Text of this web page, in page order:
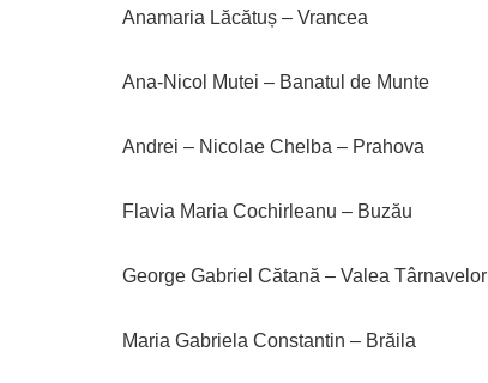
Anamaria Lăcătuș – Vrancea
Ana-Nicol Mutei – Banatul de Munte
Andrei – Nicolae Chelba – Prahova
Flavia Maria Cochirleanu – Buzău
George Gabriel Cătană – Valea Târnavelor
Maria Gabriela Constantin – Brăila